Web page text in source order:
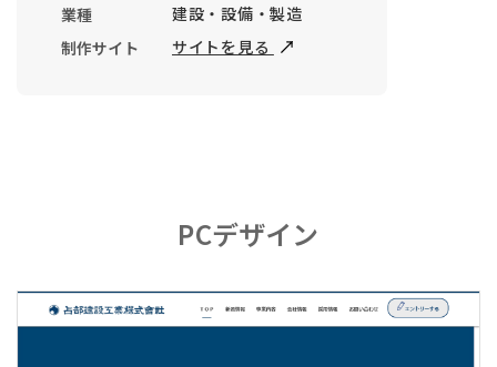
業種
建設・設備・製造
制作サイト
サイトを見る
PCデザイン